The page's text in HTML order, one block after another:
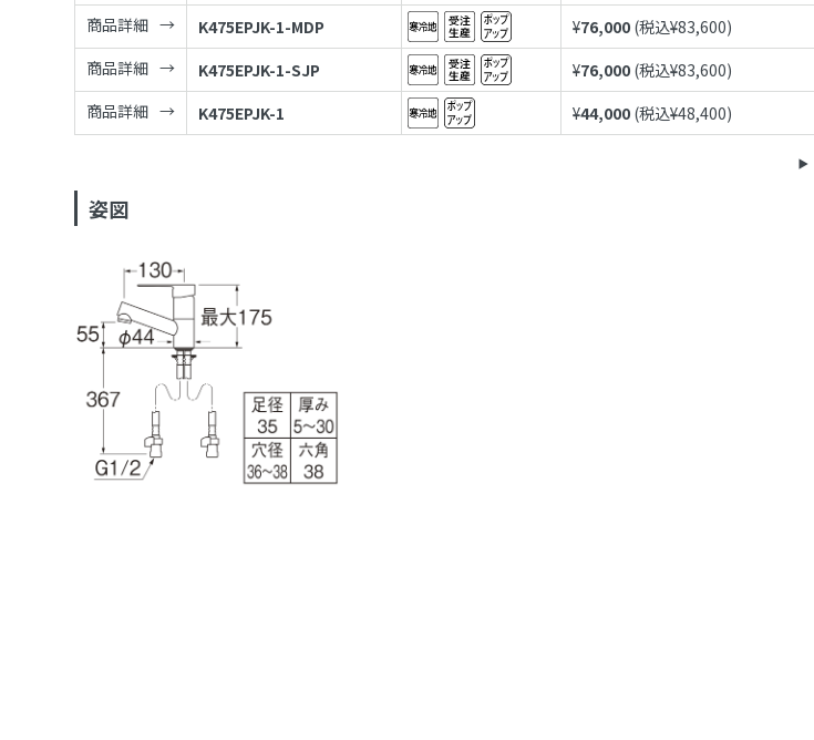
商品詳細
K475EPJK-1-MDP ¥76,000 (税込¥83,600)
商品詳細
K475EPJK-1-SJP ¥76,000 (税込¥83,600)
商品詳細
K475EPJK-1 ¥44,000 (税込¥48,400)
姿図